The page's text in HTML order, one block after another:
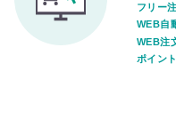
フリー
WEB自
WEB注
ポイン